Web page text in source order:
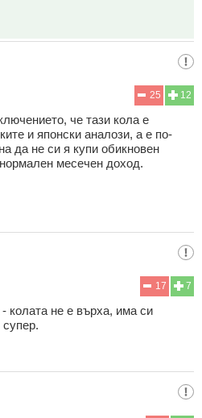
12
25
че тази кола е
и японски аналози, а е по-
да не си я купи обикновен
месечен доход.
7
17
колата не е върха, има си